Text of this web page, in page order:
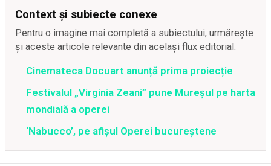
Context și subiecte conexe
Pentru o imagine mai completă a subiectului, urmărește
și aceste articole relevante din același flux editorial.
Cinemateca Docuart anunță prima proiecție
Festivalul „Virginia Zeani” pune Mureșul pe harta
mondială a operei
‘Nabucco’, pe afişul Operei bucureştene